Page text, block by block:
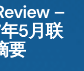
–
5月联
要